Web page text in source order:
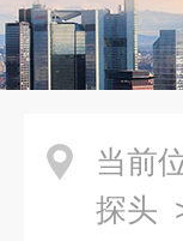
当前
探头